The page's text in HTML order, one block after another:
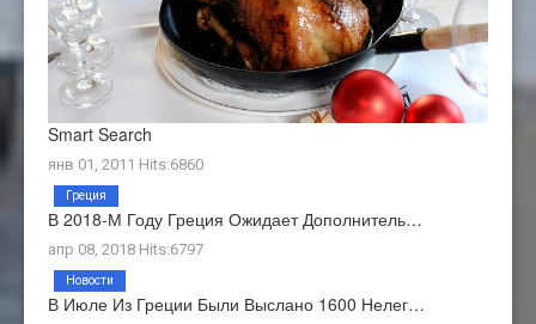
Smart Search
янв 01, 2011 Hits:6860
В 2018-М Году Греция Ожидает Дополнитель…
апр 08, 2018 Hits:6797
Греция
В Июле Из Греции Были Выслано 1600 Нелег…
Новости